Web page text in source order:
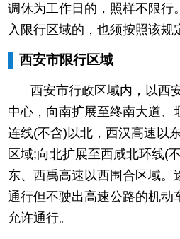
调休为工作日的，照样不限行
入限行区域的，也须按照该规
西安市限行区域
西安市行政区域内，以西
中心，向南扩展至终南大道、
连线(不含)以北，西汉高速以
区域;向北扩展至西咸北环线(
东、西禹高速以西围合区域。
通行但不驶出高速公路的机动
允许通行。